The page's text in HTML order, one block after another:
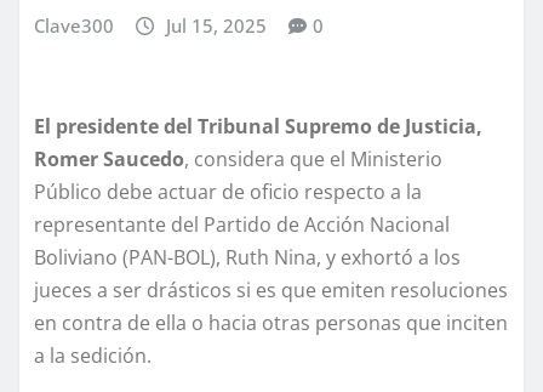
Clave300 Jul 15, 2025 0
El presidente del Tribunal Supremo de Justicia,
Romer Saucedo, considera que el Ministerio
Público debe actuar de oficio respecto a la
representante del Partido de Acción Nacional
Boliviano (PAN-BOL), Ruth Nina, y exhortó a los
jueces a ser drásticos si es que emiten resoluciones
en contra de ella o hacia otras personas que inciten
a la sedición.